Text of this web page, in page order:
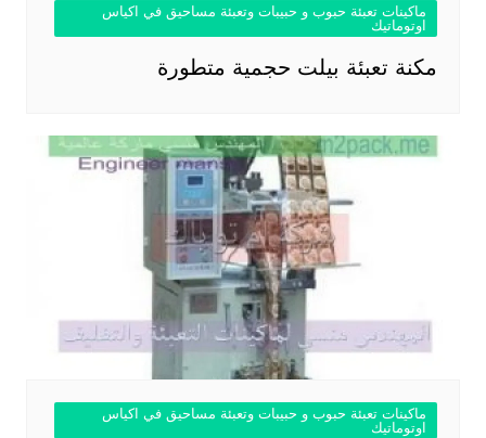
ماكينات تعبئة حبوب و حبيبات وتعبئة مساحيق في اكياس
اوتوماتيك
مكنة تعبئة بيلت حجمية متطورة
ماكينات تعبئة حبوب و حبيبات وتعبئة مساحيق في اكياس
اوتوماتيك